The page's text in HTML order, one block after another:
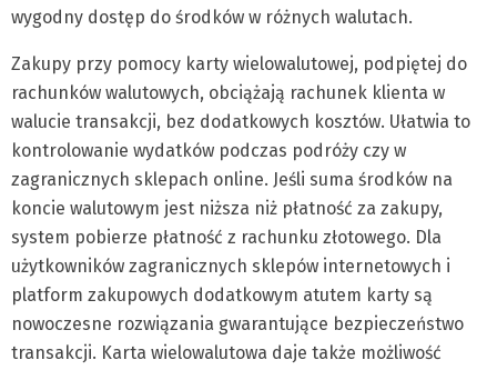
wygodny dostęp do środków w różnych walutach.
Zakupy przy pomocy karty wielowalutowej, podpiętej do
rachunków walutowych, obciążają rachunek klienta w
walucie transakcji, bez dodatkowych kosztów. Ułatwia to
kontrolowanie wydatków podczas podróży czy w
zagranicznych sklepach online. Jeśli suma środków na
koncie walutowym jest niższa niż płatność za zakupy,
system pobierze płatność z rachunku złotowego. Dla
użytkowników zagranicznych sklepów internetowych i
platform zakupowych dodatkowym atutem karty są
nowoczesne rozwiązania gwarantujące bezpieczeństwo
transakcji. Karta wielowalutowa daje także możliwość